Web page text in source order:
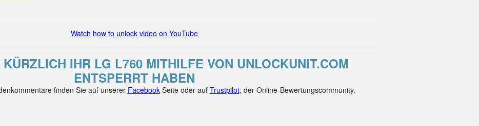
Watch how to unlock video on YouTube
IHR LG L760 MITHILFE VON UNLOCKUNIT.COM
ENTSPERRT HABEN
finden Sie auf unserer FacebookSeite oder auf Trustpilot, der Online-Bewertungscommunity.